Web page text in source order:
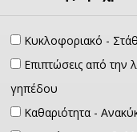
Κυκλοφοριακό -
Επιπτώσεις από την
γηπέδου
Καθαριότητα -